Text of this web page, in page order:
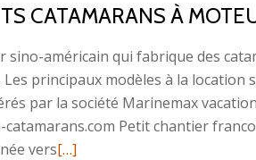
CATAMARANS À
sino-américain qui fabrique des
principaux modèles à la location
par la société Marinemax
catamarans.com Petit chantier
versEn
[…]